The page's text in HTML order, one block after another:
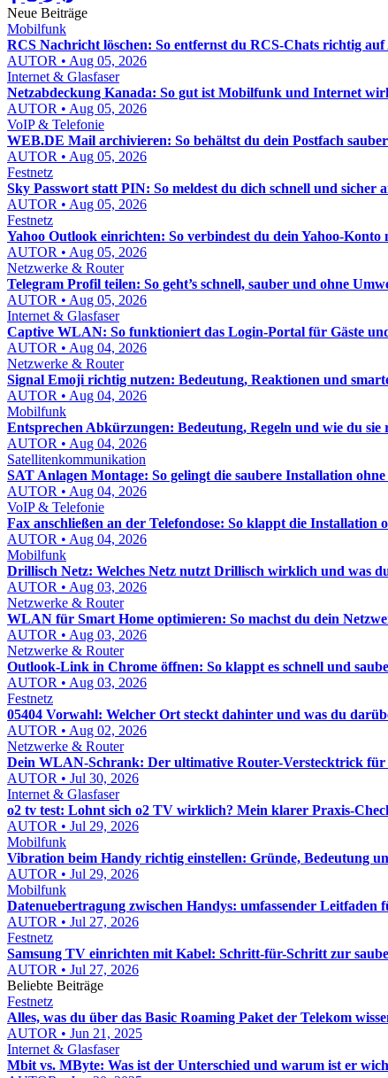
Neue Beiträge
Mobilfunk
RCS Nachricht löschen: So entfernst du RCS-Chats richtig
AUTOR • Aug 05, 2026
Internet & Glasfaser
Netzabdeckung Kanada: So gut ist Mobilfunk und Internet
AUTOR • Aug 05, 2026
VoIP & Telefonie
WEB.DE Mail archivieren: So behältst du dein Postfach
AUTOR • Aug 05, 2026
Festnetz
Sky Passwort statt PIN: So meldest du dich schnell und sicher
AUTOR • Aug 05, 2026
Festnetz
Yahoo Outlook einrichten: So verbindest du dein Yahoo-
AUTOR • Aug 05, 2026
Netzwerke & Router
Telegram Profil teilen: So geht’s schnell, sauber und ohne
AUTOR • Aug 05, 2026
Internet & Glasfaser
Captive WLAN: So funktioniert das Login-Portal für Gäste
AUTOR • Aug 04, 2026
Netzwerke & Router
Signal Emoji richtig nutzen: Bedeutung, Reaktionen und
AUTOR • Aug 04, 2026
Mobilfunk
Entsprechen Abkürzungen: Bedeutung, Regeln und wie du sie
AUTOR • Aug 04, 2026
Satellitenkommunikation
SAT Anlagen Montage: So gelingt die saubere Installation
AUTOR • Aug 04, 2026
VoIP & Telefonie
Fax anschließen an der Telefondose: So klappt die Installation
AUTOR • Aug 04, 2026
Mobilfunk
Drillisch Netz: Welches Netz nutzt Drillisch wirklich und was
AUTOR • Aug 03, 2026
Netzwerke & Router
WLAN für Smart Home optimieren: So machst du dein
AUTOR • Aug 03, 2026
Netzwerke & Router
Outlook-Link in Chrome öffnen: So klappt es schnell und
AUTOR • Aug 03, 2026
Festnetz
05404 Vorwahl: Welcher Ort steckt dahinter und was du
AUTOR • Aug 02, 2026
Netzwerke & Router
Dein WLAN-Schrank: Der ultimative Router-Verstecktrick für
AUTOR • Jul 30, 2026
Internet & Glasfaser
o2 tv test: Lohnt sich o2 TV wirklich? Mein klarer Praxis-
AUTOR • Jul 29, 2026
Mobilfunk
Vibration beim Handy richtig einstellen: Gründe, Bedeutung
AUTOR • Jul 29, 2026
Mobilfunk
Datenuebertragung zwischen Handys: umfassender Leitfaden
AUTOR • Jul 27, 2026
Festnetz
Samsung TV einrichten mit Kabel: Schritt-für-Schritt zur
AUTOR • Jul 27, 2026
Beliebte Beiträge
Festnetz
Alles, was du über das Basic Roaming Paket der Telekom
AUTOR • Jun 21, 2025
Internet & Glasfaser
Mbit vs. MByte: Was ist der Unterschied und warum ist er